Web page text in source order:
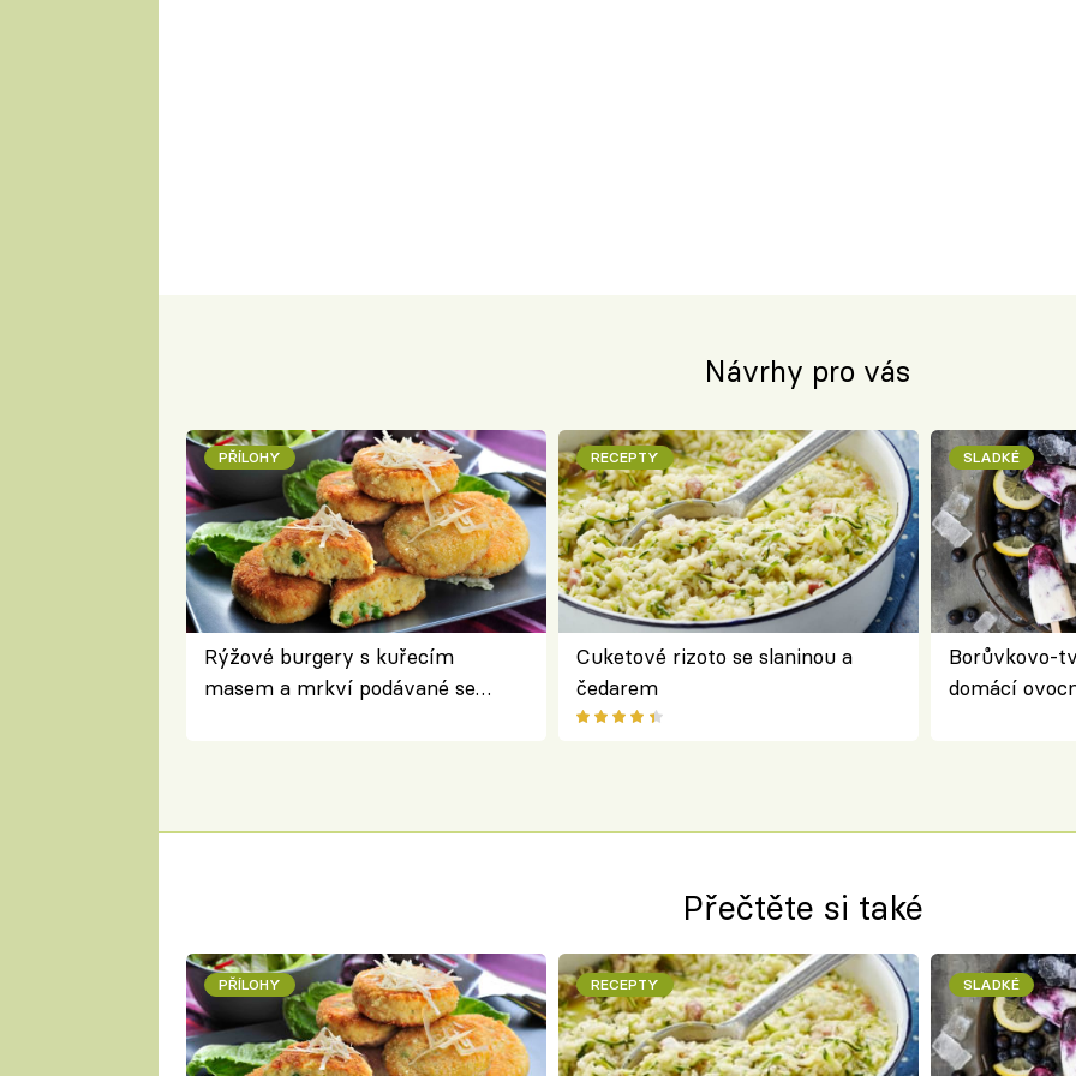
Návrhy pro vás
PŘÍLOHY
Rýžové burgery s kuřecím
masem a mrkví podávané se
RECEPTY
Cuketové rizoto se slaninou a
čedarem
SLADKÉ
Borůvkovo-
domácí
Přečtěte si také
PŘÍLOHY RECEPTY SLADKÉ